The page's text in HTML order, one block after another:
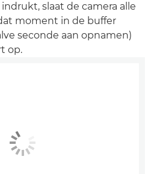
slaat de camera alle
moment in de buffer
seconde aan opnamen)
op.